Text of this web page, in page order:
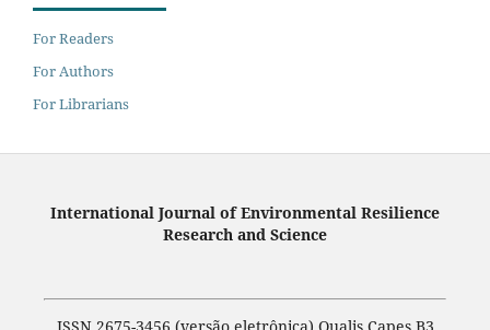
For Readers
For Authors
For Librarians
International Journal of Environmental Resilience
Research and Science